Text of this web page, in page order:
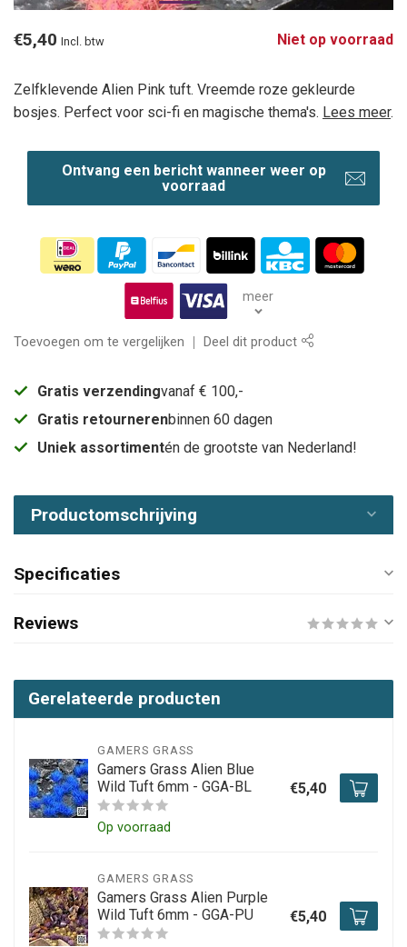
€5,40 Incl. btw Niet op voorraad
Zelfklevende Alien Pink tuft. Vreemde roze gekleurde
bosjes. Perfect voor sci-fi en magische thema's. Lees meer.
Ontvang een bericht wanneer weer op
voorraad
meer
Toevoegen om te vergelijken Deel dit product
Gratis verzendingvanaf € 100,-
Gratis retournerenbinnen 60 dagen
Uniek assortimentén de grootste van Nederland!
Productomschrijving
Specificaties
Reviews
Gerelateerde producten
GAMERS GRASS
Gamers Grass Alien Blue
Wild Tuft 6mm - GGA-BL
Op voorraad
€5,40
GAMERS GRASS
Gamers Grass Alien Purple
Wild Tuft 6mm - GGA-PU
€5,40